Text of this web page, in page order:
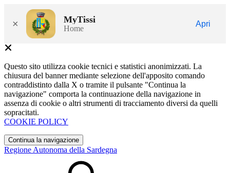
× MyTissi
Home
Apri
Questo sito utilizza cookie tecnici e statistici anonimizzati. La
chiusura del banner mediante selezione dell'apposito comando
contraddistinto dalla X o tramite il pulsante "Continua la
navigazione" comporta la continuazione della navigazione in
assenza di cookie o altri strumenti di tracciamento diversi da quelli
sopracitati.
COOKIE POLICY
Continua la navigazione
Regione Autonoma della Sardegna